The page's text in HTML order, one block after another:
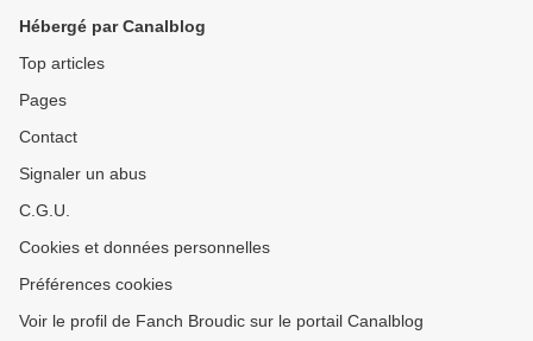
Hébergé par Canalblog
Top articles
Pages
Contact
Signaler un abus
C.G.U.
Cookies et données personnelles
Préférences cookies
Voir le profil de Fanch Broudic sur le portail Canalblog